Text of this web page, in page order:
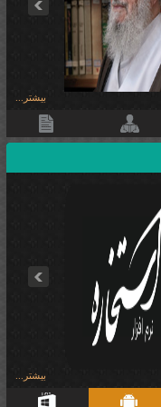
بیشتر...
prev
بیشتر...